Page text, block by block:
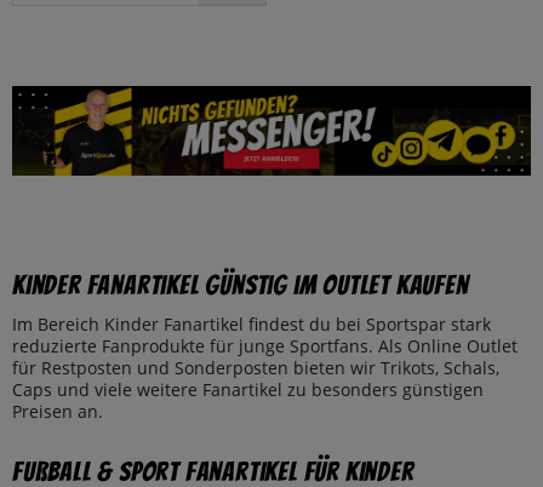
Kinder Fanartikel günstig im Outlet kaufen
Im Bereich Kinder Fanartikel findest du bei Sportspar stark
reduzierte Fanprodukte für junge Sportfans. Als Online Outlet
für Restposten und Sonderposten bieten wir Trikots, Schals,
Caps und viele weitere Fanartikel zu besonders günstigen
Preisen an.
Fußball & Sport Fanartikel für Kinder